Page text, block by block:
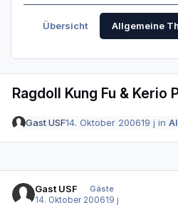
Übersicht Allgemeine
Ragdoll Kung Fu & Kerio
Gast USF14. Oktober 200619 j in
Gast USF
Gäste
14. Oktober 200619 j